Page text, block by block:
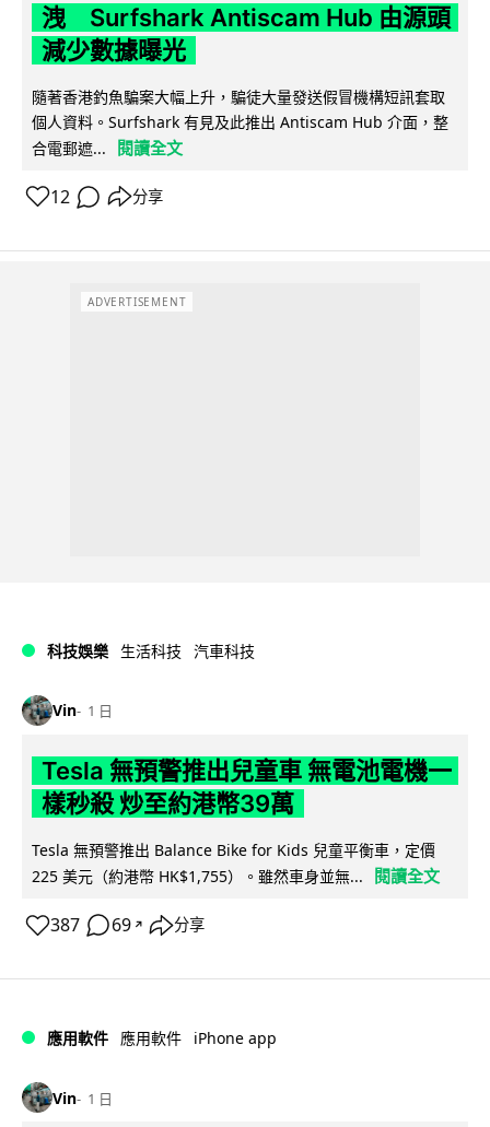
洩 Surfshark Antiscam Hub 由源頭
減少數據曝光
隨著香港釣魚騙案大幅上升，騙徒大量發送假冒機構短訊套取
個人資料。Surfshark 有見及此推出 Antiscam Hub 介面，整
合電郵遮...
閱讀全文
12 分享
ADVERTISEMENT
科技娛樂 生活科技 汽車科技
Vin 1 日
Tesla 無預警推出兒童車 無電池電機一
樣秒殺 炒至約港幣39萬
Tesla 無預警推出 Balance Bike for Kids 兒童平衡車，定價
225 美元（約港幣 HK$1,755）。雖然車身並無...
閱讀全文
387 69 ↗ 分享
應用軟件 應用軟件 iPhone app
Vin 1 日